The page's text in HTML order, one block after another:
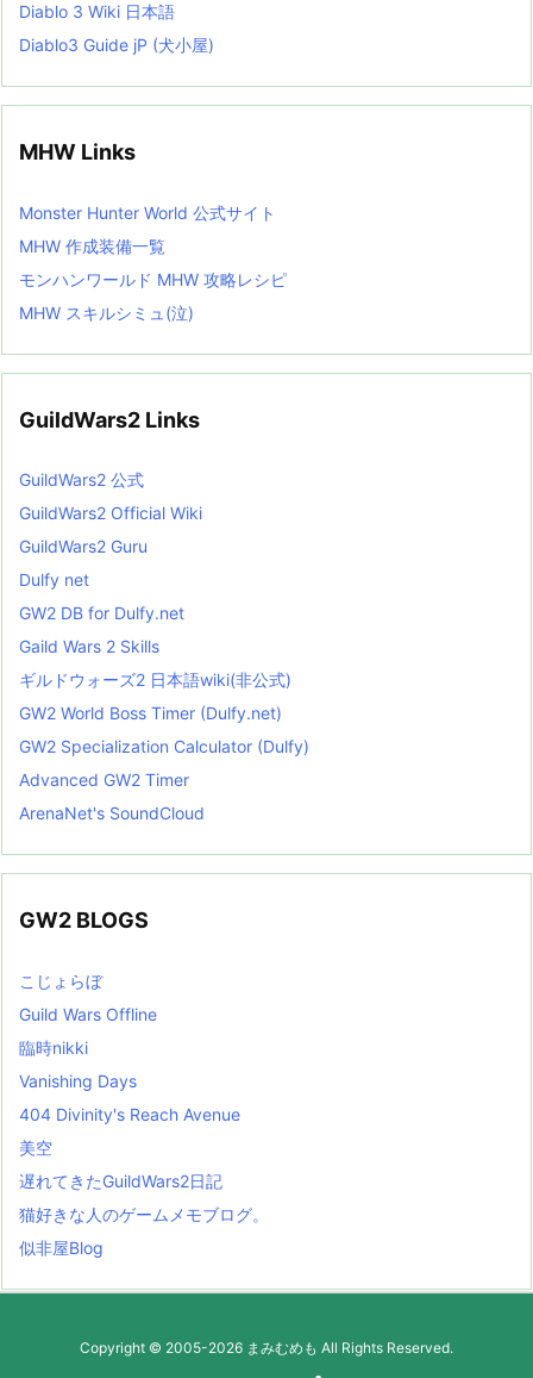
Diablo 3 Wiki 日本語
Diablo3 Guide jP (犬小屋)
MHW Links
Monster Hunter World 公式サイト
MHW 作成装備一覧
モンハンワールド MHW 攻略レシピ
MHW スキルシミュ(泣)
GuildWars2 Links
GuildWars2 公式
GuildWars2 Official Wiki
GuildWars2 Guru
Dulfy net
GW2 DB for Dulfy.net
Gaild Wars 2 Skills
ギルドウォーズ2 日本語wiki(非公式)
GW2 World Boss Timer (Dulfy.net)
GW2 Specialization Calculator (Dulfy)
Advanced GW2 Timer
ArenaNet's SoundCloud
GW2 BLOGS
こじょらぼ
Guild Wars Offline
臨時nikki
Vanishing Days
404 Divinity's Reach Avenue
美空
遅れてきたGuildWars2日記
猫好きな人のゲームメモブログ。
似非屋Blog
Copyright © 2005-2026 まみむめも All Rights Reserved.